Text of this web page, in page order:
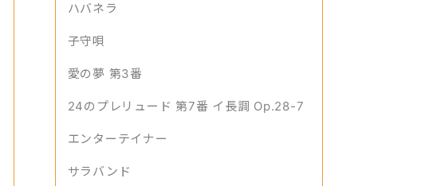
ハバネラ
子守唄
愛の夢 第3番
24のプレリュード 第7番 イ長調 Op.28-7
エンターテイナー
サラバンド